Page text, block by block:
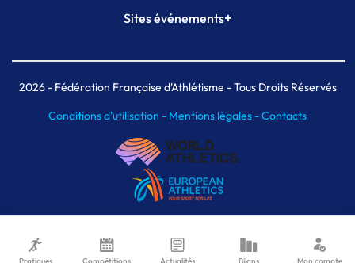
Plateforme Formation
Sites événements+
Meeting de Paris indoor
MAIF Ekiden de Paris
2026- Fédération Française d'Athlétisme - Tous Droits Réservés
Conditions d'utilisation - Mentions légales -Contacts
Pratiques Compétitions Actualités Bilans Mon compte